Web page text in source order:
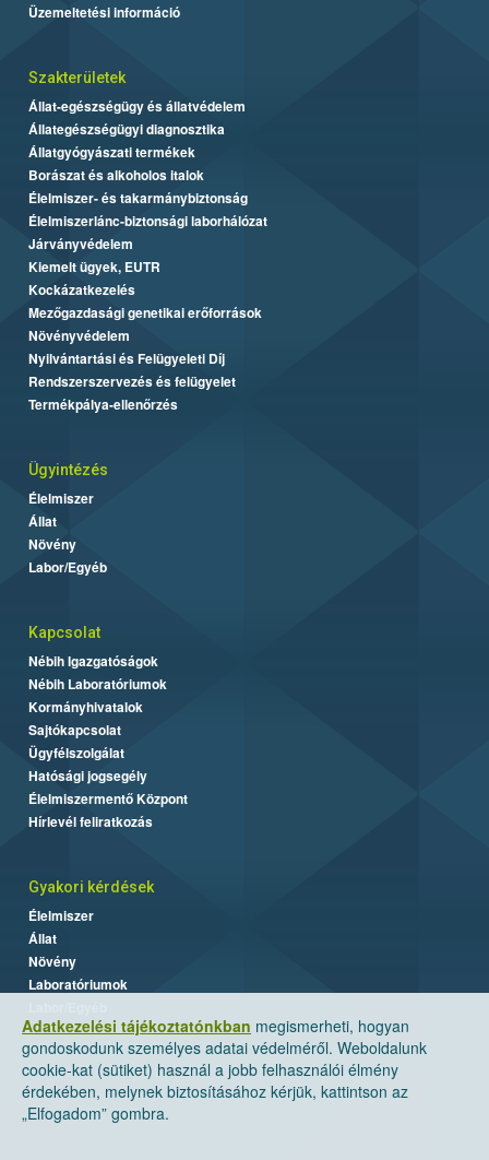
Adatkezelési tájékoztatónkban megismerheti, hogyan
gondoskodunk személyes adatai védelméről. Weboldalunk
cookie-kat (sütiket) használ a jobb felhasználói élmény
érdekében, melynek biztosításához kérjük, kattintson az
„Elfogadom” gombra.
Üzemeltetési információ
Szakterületek
Állat-egészségügy és állatvédelem
Állategészségügyi diagnosztika
Állatgyógyászati termékek
Borászat és alkoholos italok
Élelmiszer- és takarmánybiztonság
Élelmiszerlánc-biztonsági laborhálózat
Járványvédelem
Kiemelt ügyek, EUTR
Kockázatkezelés
Mezőgazdasági genetikai erőforrások
Növényvédelem
Nyilvántartási és Felügyeleti Díj
Rendszerszervezés és felügyelet
Termékpálya-ellenőrzés
Ügyintézés
Élelmiszer
Állat
Növény
Labor/Egyéb
Kapcsolat
Nébih Igazgatóságok
Nébih Laboratóriumok
Kormányhivatalok
Sajtókapcsolat
Ügyfélszolgálat
Hatósági jogsegély
Élelmiszermentő Központ
Hírlevél feliratkozás
Gyakori kérdések
Élelmiszer
Állat
Növény
Laboratóriumok